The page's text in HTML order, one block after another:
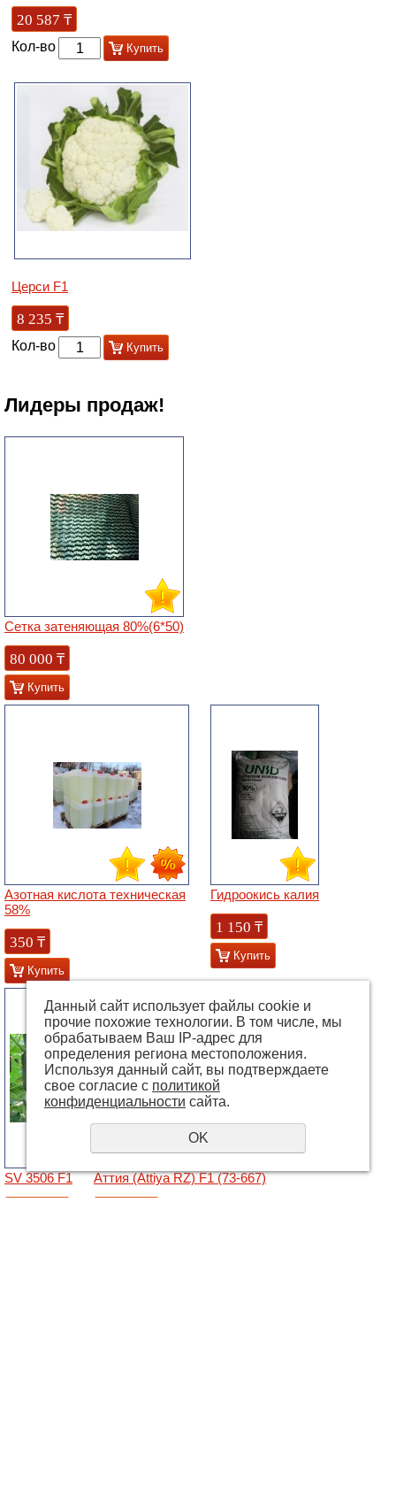
20 587 ₸
Кол-во Купить
Церси F1
8 235 ₸
Кол-во Купить
Лидеры продаж!
Сетка затеняющая 80%(6*50)
80 000 ₸
Купить
Азотная кислота техническая
58%
350 ₸
Купить
Гидроокись калия
1 150 ₸
Купить
SV 3506 F1 Аттия (Attiya RZ) F1 (73-667)
Данный сайт использует файлы cookie и
прочие похожие технологии. В том числе, мы
обрабатываем Ваш IP-адрес для
определения региона местоположения.
Используя данный сайт, вы подтверждаете
свое согласие с политикой
конфиденциальности сайта.
OK